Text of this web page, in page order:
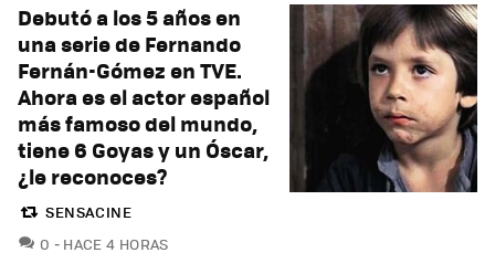
Debutó a los 5 años en
una serie de Fernando
Fernán-Gómez en TVE.
Ahora es el actor español
más famoso del mundo,
tiene 6 Goyas y un Óscar,
¿le reconoces?
SENSACINE
0 COMENTARIOS
HACE 4 HORAS